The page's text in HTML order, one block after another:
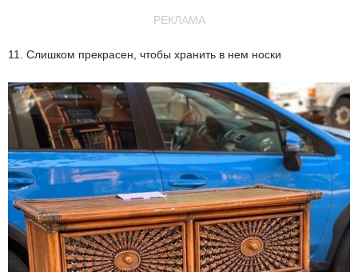
РЕКЛАМА
11. Слишком прекрасен, чтобы хранить в нем носки